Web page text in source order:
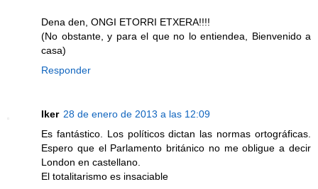
Dena den, ONGI ETORRI ETXERA!!!!
(No obstante, y para el que no lo entiendea, Bienvenido a
casa)
Responder
Iker 28 de enero de 2013 a las 12:09
Es fantástico. Los políticos dictan las normas ortográficas.
Espero que el Parlamento británico no me obligue a decir
London en castellano.
El totalitarismo es insaciable